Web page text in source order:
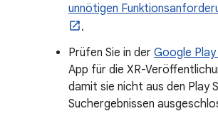
unnötigen
.
Prüfen Sie in der Google
App für die XR-
damit sie nicht aus den Play
Suchergebnissen